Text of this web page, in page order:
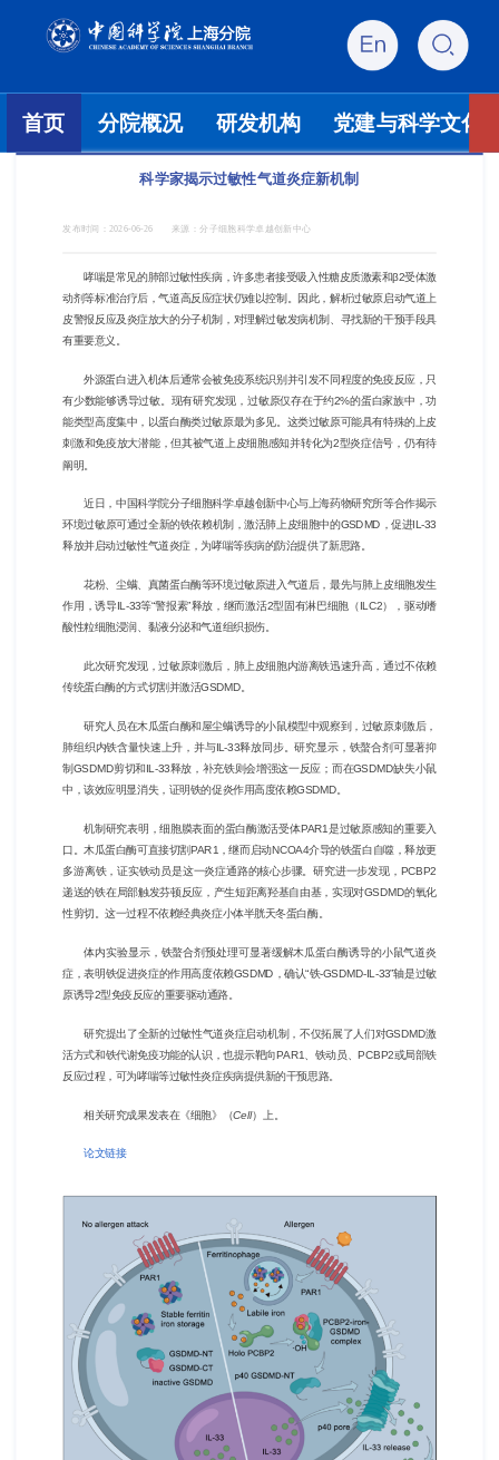
首页 分院概况 研发机构 党建与科学文化
科学家揭示过敏性气道炎症新机制
发布时间： 2026-06-26 来源： 分子细胞科学卓越创新中心
哮喘是常见的肺部过敏性疾病，许多患者接受吸入性糖皮质激素和β2受体激
动剂等标准治疗后，气道高反应症状仍难以控制。因此，解析过敏原启动气道上
皮警报反应及炎症放大的分子机制，对理解过敏发病机制、寻找新的干预手段具
有重要意义。
外源蛋白进入机体后通常会被免疫系统识别并引发不同程度的免疫反应，只
有少数能够诱导过敏。现有研究发现，过敏原仅存在于约2%的蛋白家族中，功
能类型高度集中，以蛋白酶类过敏原最为多见。这类过敏原可能具有特殊的上皮
刺激和免疫放大潜能，但其被气道上皮细胞感知并转化为2型炎症信号，仍有待
阐明。
近日，中国科学院分子细胞科学卓越创新中心与上海药物研究所等合作揭示
环境过敏原可通过全新的铁依赖机制，激活肺上皮细胞中的GSDMD，促进IL-33
释放并启动过敏性气道炎症，为哮喘等疾病的防治提供了新思路。
花粉、尘螨、真菌蛋白酶等环境过敏原进入气道后，最先与肺上皮细胞发生
作用，诱导IL-33等“警报素”释放，继而激活2型固有淋巴细胞（ILC2），驱动嗜
酸性粒细胞浸润、黏液分泌和气道组织损伤。
此次研究发现，过敏原刺激后，肺上皮细胞内游离铁迅速升高，通过不依赖
传统蛋白酶的方式切割并激活GSDMD。
研究人员在木瓜蛋白酶和屋尘螨诱导的小鼠模型中观察到，过敏原刺激后，
肺组织内铁含量快速上升，并与IL-33释放同步。研究显示，铁螯合剂可显著抑
制GSDMD剪切和IL-33释放，补充铁则会增强这一反应；而在GSDMD缺失小鼠
中，该效应明显消失，证明铁的促炎作用高度依赖GSDMD。
机制研究表明，细胞膜表面的蛋白酶激活受体PAR1是过敏原感知的重要入
口。木瓜蛋白酶可直接切割PAR1，继而启动NCOA4介导的铁蛋白自噬，释放更
多游离铁，证实铁动员是这一炎症通路的核心步骤。研究进一步发现，PCBP2
递送的铁在局部触发芬顿反应，产生短距离羟基自由基，实现对GSDMD的氧化
性剪切。这一过程不依赖经典炎症小体半胱天冬蛋白酶。
体内实验显示，铁螯合剂预处理可显著缓解木瓜蛋白酶诱导的小鼠气道炎
症，表明铁促进炎症的作用高度依赖GSDMD，确认“铁-GSDMD-IL-33”轴是过敏
原诱导2型免疫反应的重要驱动通路。
研究提出了全新的过敏性气道炎症启动机制，不仅拓展了人们对GSDMD激
活方式和铁代谢免疫功能的认识，也提示靶向PAR1、铁动员、PCBP2或局部铁
反应过程，可为哮喘等过敏性炎症疾病提供新的干预思路。
相关研究成果发表在《细胞》（Cell）上。
论文链接